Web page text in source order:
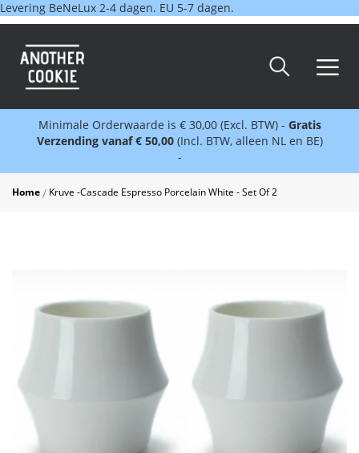
Levering BeNeLux 2-4 dagen. EU 5-7 dagen.
Minimale Orderwaarde is € 30,00 (Excl. BTW) - Gratis
Verzending vanaf € 50,00 (Incl. BTW, alleen NL en BE)
-
Home Kruve -Cascade Espresso Porcelain White - Set Of 2
images